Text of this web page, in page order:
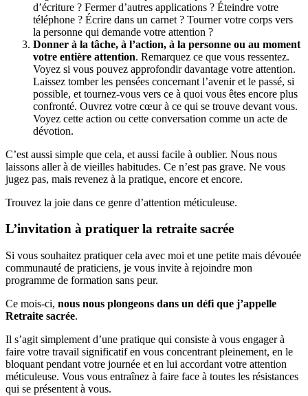
d’écriture ? Fermer d’autres applications ? Éteindre votre
téléphone ? Écrire dans un carnet ? Tourner votre corps vers
la personne qui demande votre attention ?
Donner à la tâche, à l’action, à la personne ou au moment
votre entière attention. Remarquez ce que vous ressentez.
Voyez si vous pouvez approfondir davantage votre attention.
Laissez tomber les pensées concernant l’avenir et le passé, si
possible, et tournez-vous vers ce à quoi vous êtes encore plus
confronté. Ouvrez votre cœur à ce qui se trouve devant vous.
Voyez cette action ou cette conversation comme un acte de
dévotion.
C’est aussi simple que cela, et aussi facile à oublier. Nous nous
laissons aller à de vieilles habitudes. Ce n’est pas grave. Ne vous
jugez pas, mais revenez à la pratique, encore et encore.
Trouvez la joie dans ce genre d’attention méticuleuse.
L’invitation à pratiquer la retraite sacrée
Si vous souhaitez pratiquer cela avec moi et une petite mais dévouée
communauté de praticiens, je vous invite à rejoindre mon
programme de formation sans peur.
Ce mois-ci, nous nous plongeons dans un défi que j’appelle
Retraite sacrée.
Il s’agit simplement d’une pratique qui consiste à vous engager à
faire votre travail significatif en vous concentrant pleinement, en le
bloquant pendant votre journée et en lui accordant votre attention
méticuleuse. Vous vous entraînez à faire face à toutes les résistances
qui se présentent à vous.